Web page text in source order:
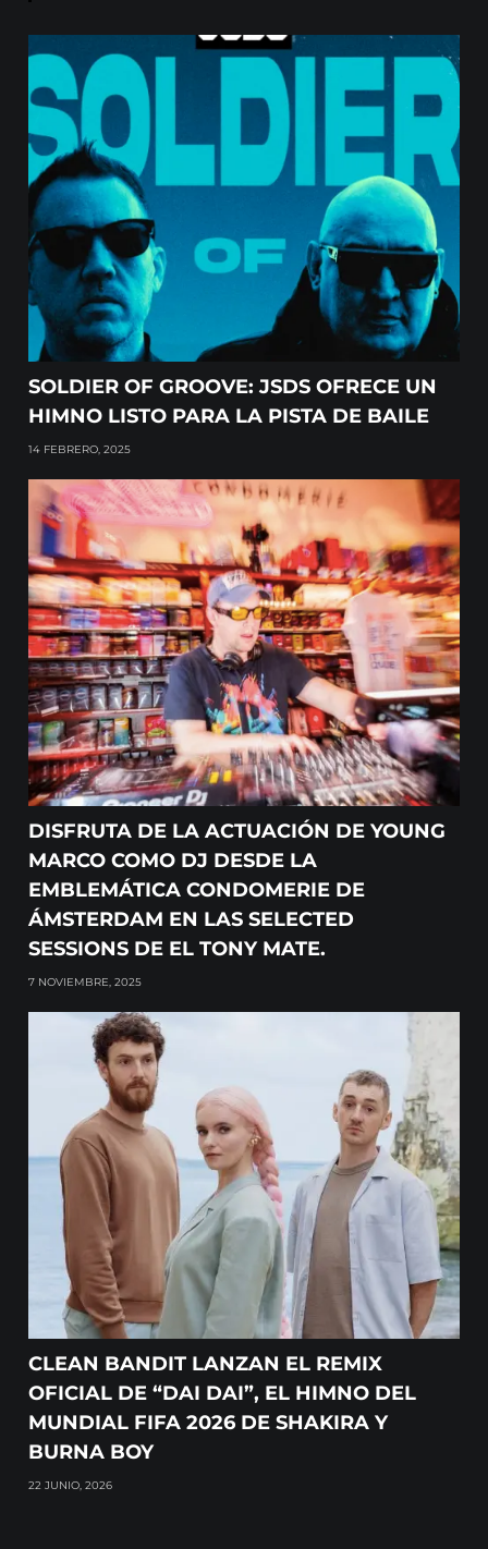
SOLDIER OF GROOVE: JSDS OFRECE UN
HIMNO LISTO PARA LA PISTA DE BAILE
14 FEBRERO, 2025
DISFRUTA DE LA ACTUACIÓN DE YOUNG
MARCO COMO DJ DESDE LA
EMBLEMÁTICA CONDOMERIE DE
ÁMSTERDAM EN LAS SELECTED
SESSIONS DE EL TONY MATE.
7 NOVIEMBRE, 2025
CLEAN BANDIT LANZAN EL REMIX
OFICIAL DE “DAI DAI”, EL HIMNO DEL
MUNDIAL FIFA 2026 DE SHAKIRA Y
BURNA BOY
22 JUNIO, 2026